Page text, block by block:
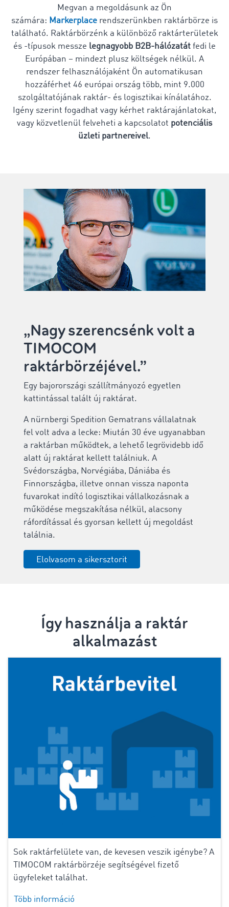
Megvan a megoldásunk az Ön
számára: Markerplace rendszerünkben raktárbörze is
található. Raktárbörzénk a különböző raktárterületek
és -típusok messze legnagyobb B2B-hálózatát fedi le
Európában – mindezt plusz költségek nélkül. A
rendszer felhasználójaként Ön automatikusan
hozzáférhet 46 európai ország több, mint 9.000
szolgáltatójának raktár- és logisztikai kínálatához.
Igény szerint fogadhat vagy kérhet raktárajánlatokat,
vagy közvetlenül felveheti a kapcsolatot potenciális
üzleti partnereivel.
„Nagy szerencsénk volt a
TIMOCOM
raktárbörzéjével.”
Egy bajorországi szállítmányozó egyetlen
kattintással talált új raktárat.
A nürnbergi Spedition Gematrans vállalatnak
fel volt adva a lecke: Miután 30 éve ugyanabban
a raktárban működtek, a lehető legrövidebb idő
alatt új raktárat kellett találniuk. A
Svédországba, Norvégiába, Dániába és
Finnországba, illetve onnan vissza naponta
fuvarokat indító logisztikai vállalkozásnak a
működése megszakítása nélkül, alacsony
ráfordítással és gyorsan kellett új megoldást
találnia.
Elolvasom a sikersztorit
Így használja a raktár
alkalmazást
Sok raktárfelülete van, de kevesen veszik igénybe? A
TIMOCOM raktárbörzéje segítségével fizető
ügyfeleket találhat.
Több információ